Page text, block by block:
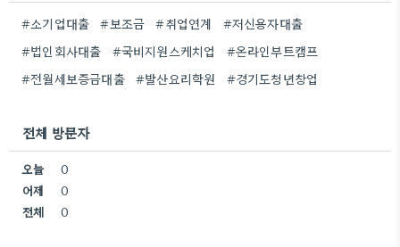
#소기업대출 #보조금 #취업연계
#저신용자대출
#법인회사대출
#국비지원스케치업
#온라인부트캠프
#전월세보증금대출
#발산요리학원 #경기도청년창업
전체 방문자
오늘
0
어제
0
전체
0